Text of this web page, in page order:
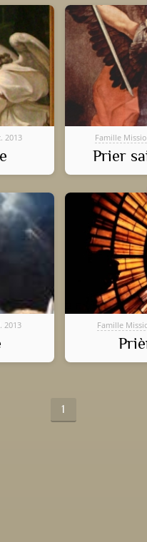
2013 Famille
Prier
2013 Famille
1